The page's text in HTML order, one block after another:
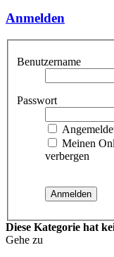
Anmelden
Benutzername
Passwort
Meinen
verbergen
Diese Kategorie hat
Gehe zu